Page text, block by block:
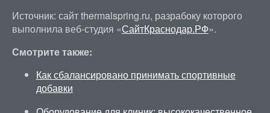
Источник: сайт thermalspring.ru, разрабоку которого
выполнила веб-студия «СайтКраснодар.РФ».
Смотрите также:
Как сбалансировано принимать спортивные
добавки